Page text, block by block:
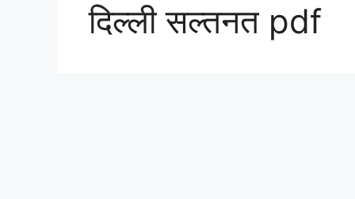
दिल्ली सल्तनत pdf